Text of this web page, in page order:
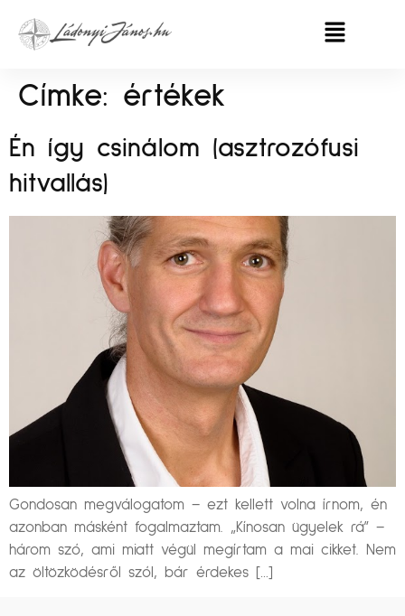
Címke: értékek
Én így csinálom (asztrozófusi
hitvallás)
Gondosan megválogatom – ezt kellett volna írnom, én
azonban másként fogalmaztam. „Kínosan ügyelek rá” –
három szó, ami miatt végül megírtam a mai cikket. Nem
az öltözködésről szól, bár érdekes […]